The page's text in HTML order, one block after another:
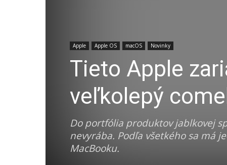
Apple Apple OS macOS Novinky
Tieto Apple
veľkolepý
Do portfólia produktov jablkovej
nevyrába. Podľa všetkého sa má
MacBooku.